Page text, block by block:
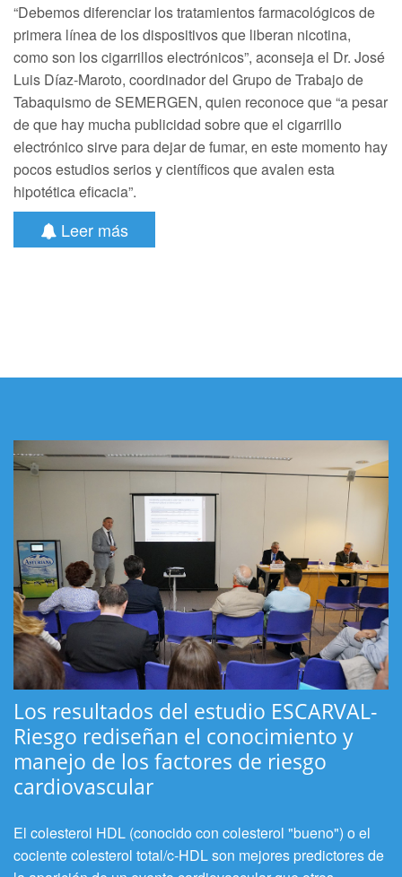
“Debemos diferenciar los tratamientos farmacológicos de
primera línea de los dispositivos que liberan nicotina,
como son los cigarrillos electrónicos”, aconseja el Dr. José
Luis Díaz-Maroto, coordinador del Grupo de Trabajo de
Tabaquismo de SEMERGEN, quien reconoce que “a pesar
de que hay mucha publicidad sobre que el cigarrillo
electrónico sirve para dejar de fumar, en este momento hay
pocos estudios serios y científicos que avalen esta
hipotética eficacia”.
Leer más
Los resultados del estudio ESCARVAL-
Riesgo rediseñan el conocimiento y
manejo de los factores de riesgo
cardiovascular
El colesterol HDL (conocido con colesterol "bueno") o el
cociente colesterol total/c-HDL son mejores predictores de